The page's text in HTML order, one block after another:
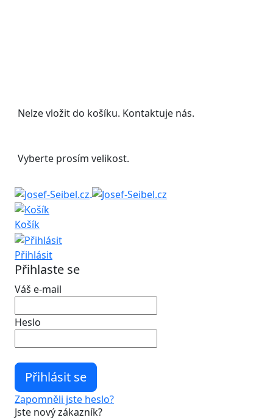
Nelze vložit do košíku. Kontaktuje nás.
Vyberte prosím velikost.
Košík
Přihlásit
Přihlaste se
Váš e-mail
Heslo
Zapomněli jste heslo?
Jste nový zákazník?